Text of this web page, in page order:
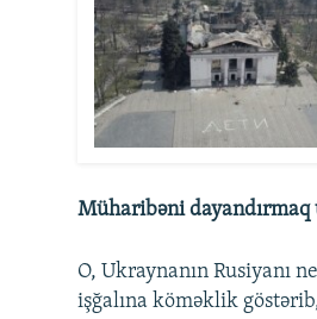
Müharibəni dayandırmaq
O, Ukraynanın Rusiyanı
işğalına köməklik